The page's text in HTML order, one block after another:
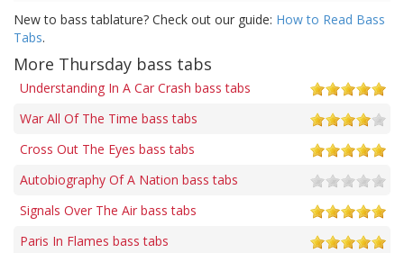
New to bass tablature? Check out our guide: How to Read Bass
Tabs.
More Thursday bass tabs
Understanding In A Car Crash bass tabs
War All Of The Time bass tabs
Cross Out The Eyes bass tabs
Autobiography Of A Nation bass tabs
Signals Over The Air bass tabs
Paris In Flames bass tabs